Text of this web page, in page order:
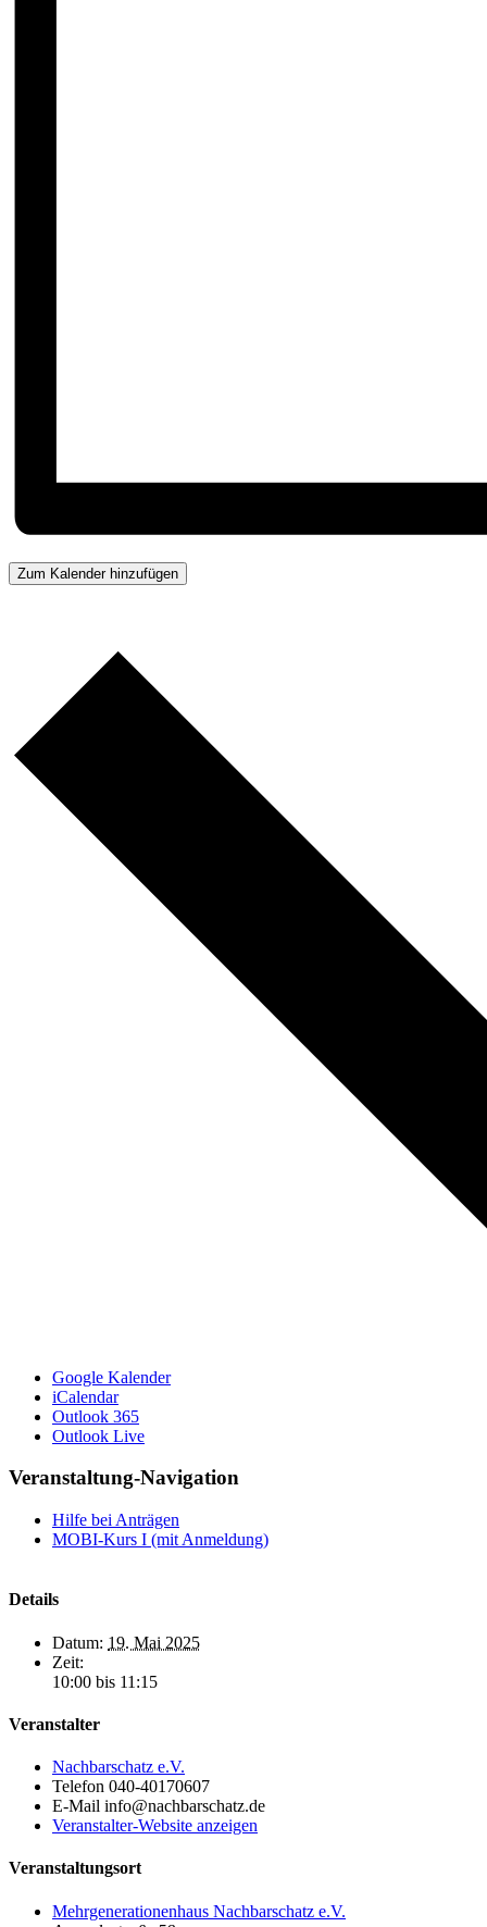
Zum Kalender hinzufügen
Google Kalender
iCalendar
Outlook 365
Outlook Live
Veranstaltung-Navigation
Hilfe bei Anträgen
MOBI-Kurs I (mit Anmeldung)
Details
Datum: 19. Mai 2025
Zeit:
10:00 bis 11:15
Veranstalter
Nachbarschatz e.V.
Telefon 040-40170607
E-Mail info@nachbarschatz.de
Veranstalter-Website anzeigen
Veranstaltungsort
Mehrgenerationenhaus Nachbarschatz e.V.